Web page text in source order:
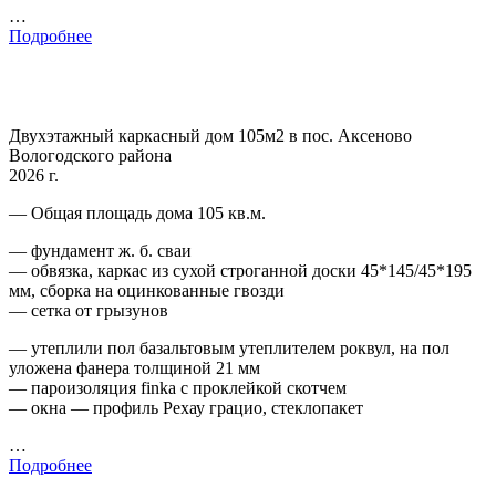
…
Подробнее
Двухэтажный каркасный дом 105м2 в пос. Аксеново
Вологодского района
2026 г.
— Общая площадь дома 105 кв.м.
— фундамент ж. б. сваи
— обвязка, каркас из сухой строганной доски 45*145/45*195
мм, сборка на оцинкованные гвозди
— сетка от грызунов
— утеплили пол базальтовым утеплителем роквул, на пол
уложена фанера толщиной 21 мм
— пароизоляция finka с проклейкой скотчем
— окна — профиль Рехау грацио, стеклопакет
…
Подробнее